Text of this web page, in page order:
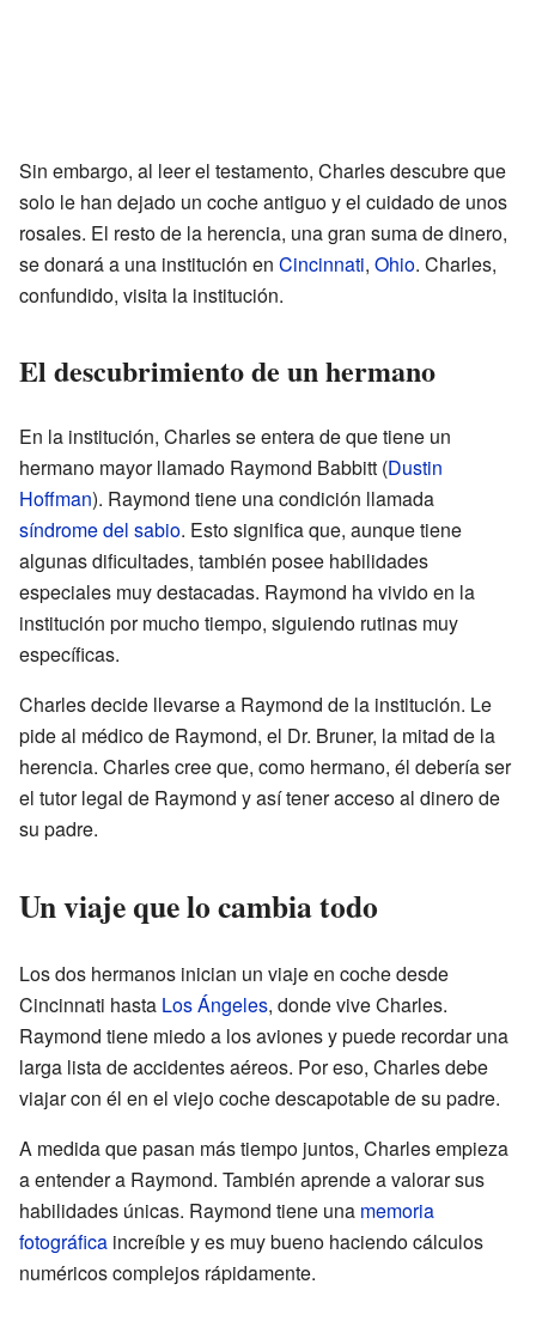
Sin embargo, al leer el testamento, Charles descubre que
solo le han dejado un coche antiguo y el cuidado de unos
rosales. El resto de la herencia, una gran suma de dinero,
se donará a una institución en Cincinnati, Ohio. Charles,
confundido, visita la institución.
El descubrimiento de un hermano
En la institución, Charles se entera de que tiene un
hermano mayor llamado Raymond Babbitt (Dustin
Hoffman). Raymond tiene una condición llamada
síndrome del sabio. Esto significa que, aunque tiene
algunas dificultades, también posee habilidades
especiales muy destacadas. Raymond ha vivido en la
institución por mucho tiempo, siguiendo rutinas muy
específicas.
Charles decide llevarse a Raymond de la institución. Le
pide al médico de Raymond, el Dr. Bruner, la mitad de la
herencia. Charles cree que, como hermano, él debería ser
el tutor legal de Raymond y así tener acceso al dinero de
su padre.
Un viaje que lo cambia todo
Los dos hermanos inician un viaje en coche desde
Cincinnati hasta Los Ángeles, donde vive Charles.
Raymond tiene miedo a los aviones y puede recordar una
larga lista de accidentes aéreos. Por eso, Charles debe
viajar con él en el viejo coche descapotable de su padre.
A medida que pasan más tiempo juntos, Charles empieza
a entender a Raymond. También aprende a valorar sus
habilidades únicas. Raymond tiene una memoria
fotográfica increíble y es muy bueno haciendo cálculos
numéricos complejos rápidamente.